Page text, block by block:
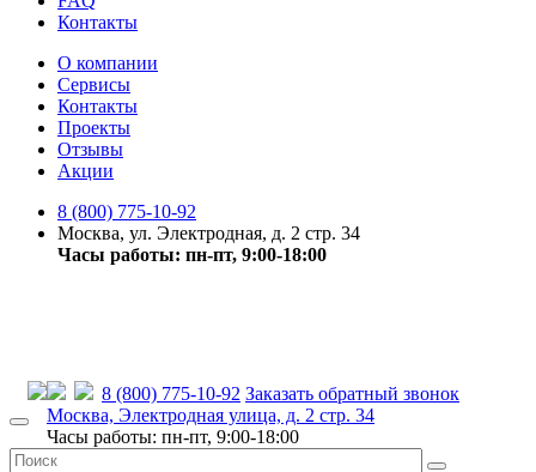
Контакты
О компании
Сервисы
Контакты
Проекты
Отзывы
Акции
8 (800) 775-10-92
Москва, ул. Электродная, д. 2 стр. 34
Часы работы: пн-пт, 9:00-18:00
8 (800) 775-10-92 Заказать обратный звонок
Москва, Электродная улица, д. 2 стр. 34
Часы работы: пн-пт, 9:00-18:00